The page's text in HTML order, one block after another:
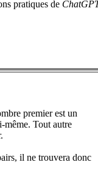
pratiques de
premier est un
même. Tout autre
il ne trouvera donc